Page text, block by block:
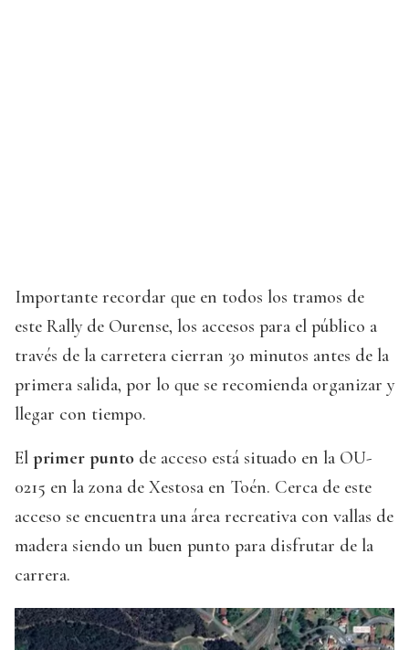
Importante recordar que en todos los tramos de
este Rally de Ourense, los accesos para el público a
través de la carretera cierran 30 minutos antes de la
primera salida, por lo que se recomienda organizar y
llegar con tiempo.
El primer punto de acceso está situado en la OU-
0215 en la zona de Xestosa en Toén. Cerca de este
acceso se encuentra una área recreativa con vallas de
madera siendo un buen punto para disfrutar de la
carrera.